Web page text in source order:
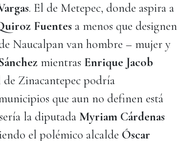
. El de Metepec, donde aspira a
Fuentes a menos que designen
Naucalpan van hombre – mujer y
mientras Enrique Jacob
de Zinacantepec podría
que aun no definen está
la diputada Myriam Cárdenas
el polémico alcalde Óscar